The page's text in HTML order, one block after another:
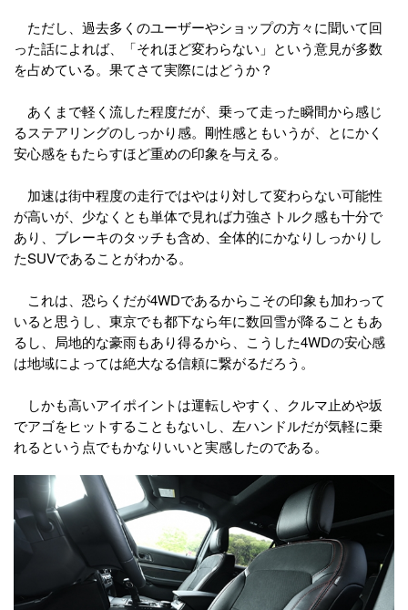
ただし、過去多くのユーザーやショップの方々に聞いて回
った話によれば、「それほど変わらない」という意見が多数
を占めている。果てさて実際にはどうか？
あくまで軽く流した程度だが、乗って走った瞬間から感じ
るステアリングのしっかり感。剛性感ともいうが、とにかく
安心感をもたらすほど重めの印象を与える。
加速は街中程度の走行ではやはり対して変わらない可能性
が高いが、少なくとも単体で見れば力強さトルク感も十分で
あり、ブレーキのタッチも含め、全体的にかなりしっかりし
たSUVであることがわかる。
これは、恐らくだが4WDであるからこその印象も加わって
いると思うし、東京でも都下なら年に数回雪が降ることもあ
るし、局地的な豪雨もあり得るから、こうした4WDの安心感
は地域によっては絶大なる信頼に繋がるだろう。
しかも高いアイポイントは運転しやすく、クルマ止めや坂
でアゴをヒットすることもないし、左ハンドルだが気軽に乗
れるという点でもかなりいいと実感したのである。